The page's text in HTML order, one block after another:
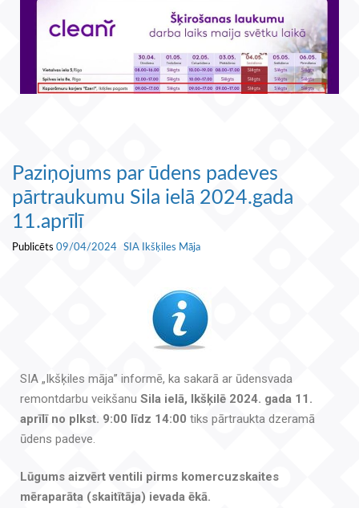
Paziņojums par ūdens padeves
pārtraukumu Sila ielā 2024.gada
11.aprīlī
Publicēts 09/04/2024 SIA Ikšķiles Māja
SIA „Ikšķiles māja” informē, ka sakarā ar ūdensvada
remontdarbu veikšanu Sila ielā, Ikšķilē 2024. gada 11.
aprīlī no plkst. 9:00 līdz 14:00 tiks pārtraukta dzeramā
ūdens padeve.
Lūgums aizvērt ventili pirms komercuzskaites
mēraparāta (skaitītāja) ievada ēkā.